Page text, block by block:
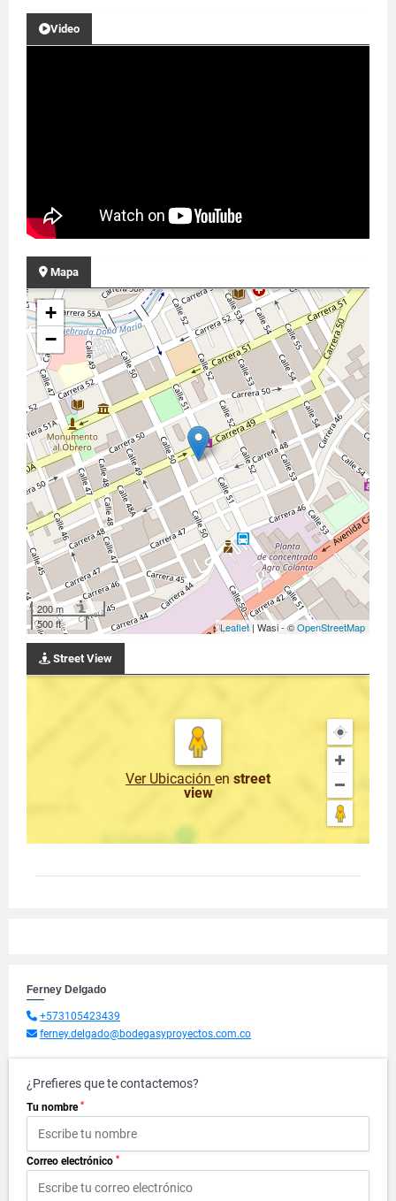
Video
Mapa
+
−
200 m
500 ft
Leaflet| Wasi - ©OpenStreetMap
Street View
Ver Ubicación en street
view
Ferney Delgado
+573105423439
ferney.delgado@bodegasyproyectos.com.co
¿Prefieres que te contactemos?
Tu nombre *
Correo electrónico *